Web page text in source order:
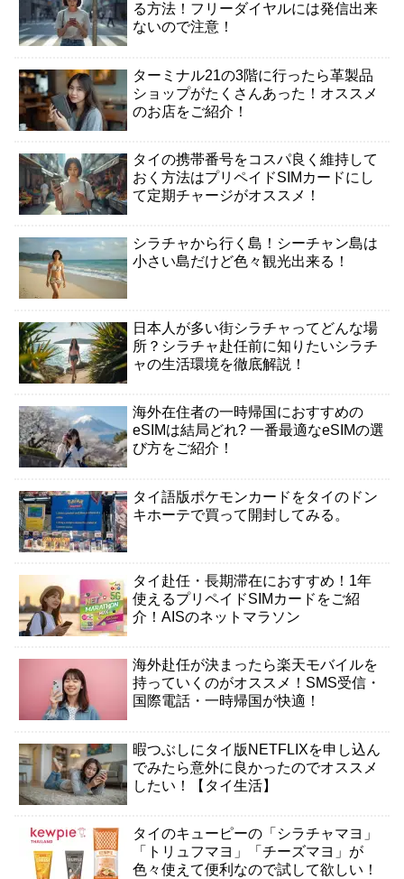
る方法！フリーダイヤルには発信出来
ないので注意！
ターミナル21の3階に行ったら革製品
ショップがたくさんあった！オススメ
のお店をご紹介！
タイの携帯番号をコスパ良く維持して
おく方法はプリペイドSIMカードにし
て定期チャージがオススメ！
シラチャから行く島！シーチャン島は
小さい島だけど色々観光出来る！
日本人が多い街シラチャってどんな場
所？シラチャ赴任前に知りたいシラチ
ャの生活環境を徹底解説！
海外在住者の一時帰国におすすめの
eSIMは結局どれ? 一番最適なeSIMの選
び方をご紹介！
タイ語版ポケモンカードをタイのドン
キホーテで買って開封してみる。
タイ赴任・長期滞在におすすめ！1年
使えるプリペイドSIMカードをご紹
介！AISのネットマラソン
海外赴任が決まったら楽天モバイルを
持っていくのがオススメ！SMS受信・
国際電話・一時帰国が快適！
暇つぶしにタイ版NETFLIXを申し込ん
でみたら意外に良かったのでオススメ
したい！【タイ生活】
タイのキューピーの「シラチャマヨ」
「トリュフマヨ」「チーズマヨ」が
色々使えて便利なので試して欲しい！